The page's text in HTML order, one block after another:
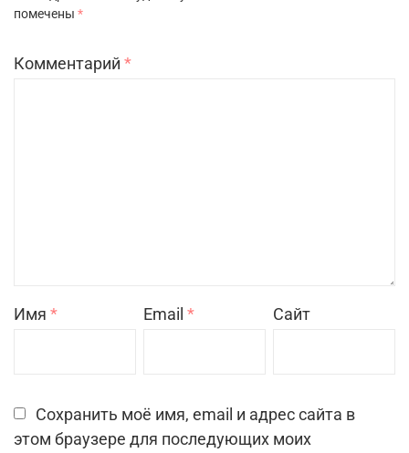
помечены *
Комментарий *
Имя * Email* Сайт
Сохранить моё имя, email и адрес сайта в
этом браузере для последующих моих